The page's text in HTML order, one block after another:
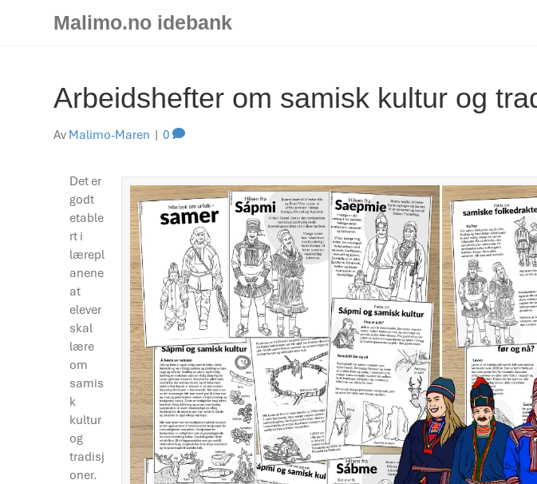
Malimo.no idebank
Arbeidshefter om samisk kultur og
Av Malimo-Maren | 0
Det er
godt
etable
rt i
lærepl
anene
at
elever
skal
lære
om
samis
k
kultur
og
tradisj
oner.